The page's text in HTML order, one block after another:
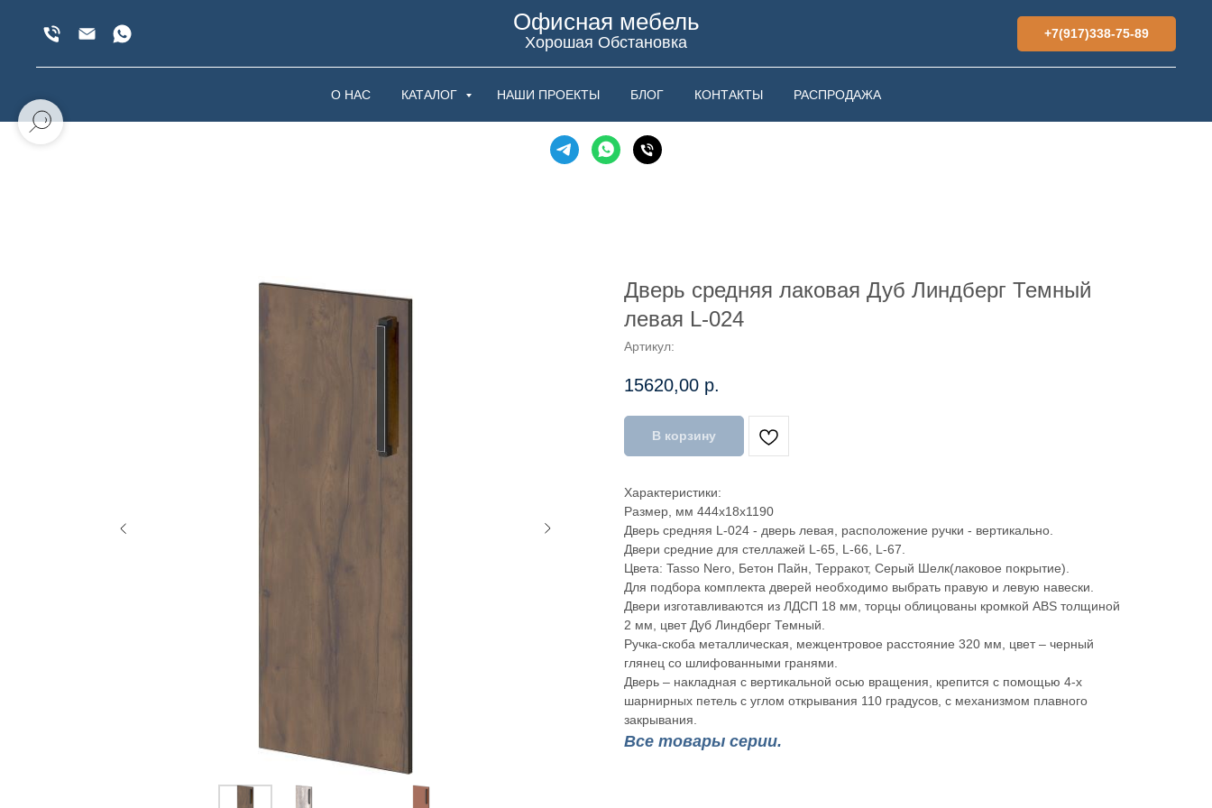
Офисная мебель
Хорошая Обстановка +7(917)338-75-89
О НАС КАТАЛОГ НАШИ ПРОЕКТЫ БЛОГ КОНТАКТЫ РАСПРОДАЖА
Дверь средняя лаковая Дуб Линдберг Темный
левая L-024
Артикул:
15620,00 р.
В корзину
Характеристики:
Размер, мм 444x18x1190
Дверь средняя L-024 - дверь левая, расположение ручки - вертикально.
Двери средние для стеллажей L-65, L-66, L-67.
Цвета: Tasso Nero, Бетон Пайн, Терракот, Серый Шелк(лаковое покрытие).
Для подбора комплекта дверей необходимо выбрать правую и левую навески.
Двери изготавливаются из ЛДСП 18 мм, торцы облицованы кромкой ABS толщиной
2 мм, цвет Дуб Линдберг Темный.
Ручка-скоба металлическая, межцентровое расстояние 320 мм, цвет – черный
глянец со шлифованными гранями.
Дверь – накладная с вертикальной осью вращения, крепится с помощью 4-х
шарнирных петель с углом открывания 110 градусов, с механизмом плавного
закрывания.
Все товары серии.